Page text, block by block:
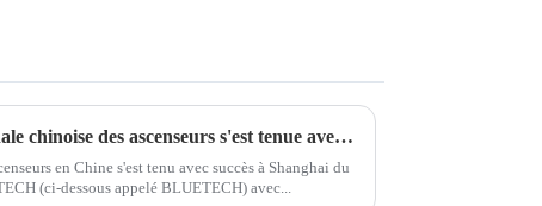
La 15e exposition internationale chinoise des ascenseurs s'est tenue avec succès à Shanghai du 5 au 8 juillet 2023.
en Chine s'est tenu avec succès à Shanghai du
(ci-dessous appelé BLUETECH) avec...